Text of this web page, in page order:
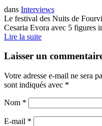
dans Interviews
Le festival des Nuits de
Cesaria Evora avec 5 figures
Lire la suite
Laisser un
Votre adresse e-mail ne sera
sont indiqués avec *
Nom *
E-mail *